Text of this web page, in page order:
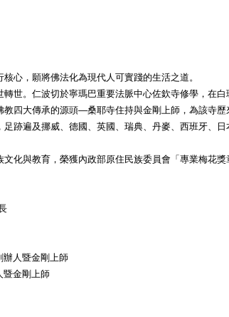
心，願將佛法化為現代人可實踐的生活之道。
世。仁波切於寧瑪巴重要法脈中心佐欽寺修學，在
四大傳承的源頭—桑耶寺住持與金剛上師，為該寺
跡遍及挪威、德國、英國、瑞典、丹麥、西班牙、
化與教育，榮獲內政部原住民族委員會「專業梅花
辦人暨金剛上師
暨金剛上師